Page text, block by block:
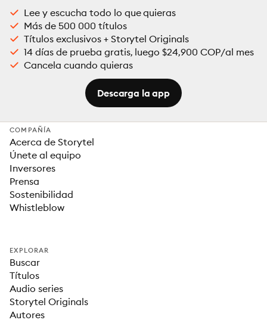
Lee y escucha todo lo que quieras
Más de 500 000 títulos
Títulos exclusivos + Storytel Originals
14 días de prueba gratis, luego $24,900 COP/al mes
Cancela cuando quieras
Descarga la app
COMPAÑÍA
Acerca de Storytel
Únete al equipo
Inversores
Prensa
Sostenibilidad
Whistleblow
EXPLORAR
Buscar
Títulos
Audio series
Storytel Originals
Autores